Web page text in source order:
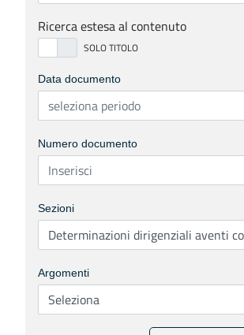
Ricerca estesa al contenuto
Data documento
Numero documento
Sezioni
Argomenti